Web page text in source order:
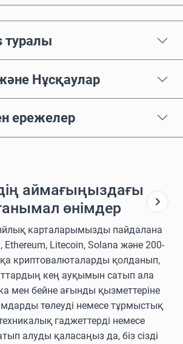
туралы
Нұсқаулар
ережелер
аймағыңыздағы
өнімдер
карталарымызды пайдалана
Litecoin, Solana және 200-
криптовалюталарды қолданып,
кең ауқымын сатып ала
мен бейне ағынды қызметтеріне
төлеуді немесе тұрмыстық
гаджеттерді немесе
алуды қаласаңыз да, біз сізді